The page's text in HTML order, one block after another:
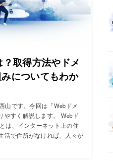
取得方法やドメ
についてもわか
山です。今回は「Webドメ
やすく解説します。 Webド
は、インターネット上の住
活で住所がなければ、人々が